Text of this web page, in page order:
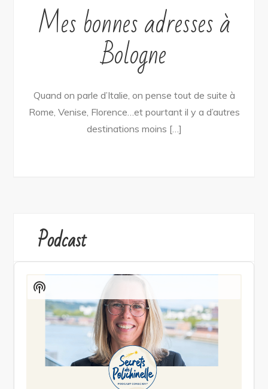
Mes bonnes adresses à
Bologne
Quand on parle d’Italie, on pense tout de suite à
Rome, Venise, Florence…et pourtant il y a d’autres
destinations moins […]
Podcast
Audio
Player
Show
Podcast
Information